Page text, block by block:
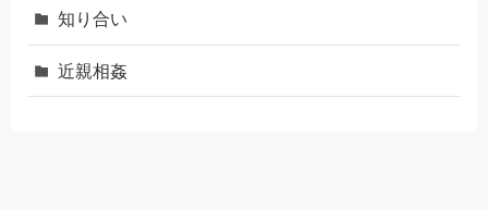
知り合い
近親相姦